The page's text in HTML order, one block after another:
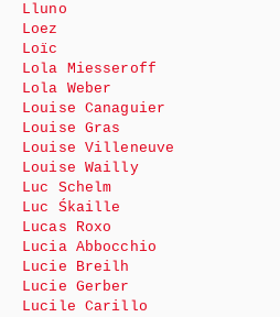
Lluno
Loez
Loïc
Lola Miesseroff
Lola Weber
Louise Canaguier
Louise Gras
Louise Villeneuve
Louise Wailly
Luc Schelm
Luc Śkaille
Lucas Roxo
Lucia Abbocchio
Lucie Breilh
Lucie Gerber
Lucile Carillo